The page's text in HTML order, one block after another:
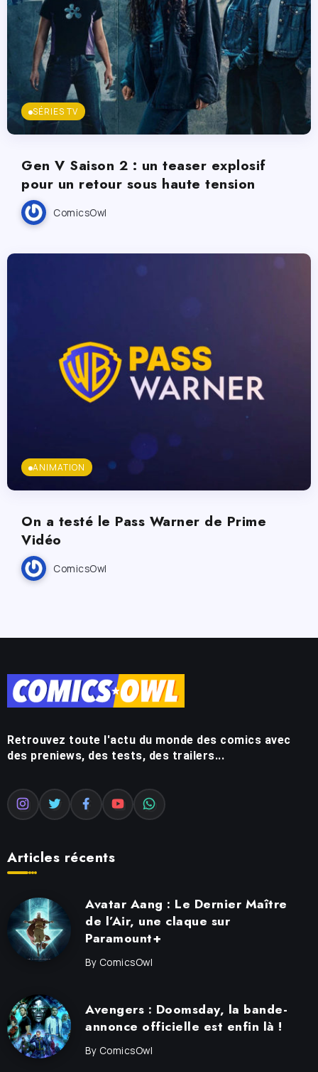
SÉRIES TV
Gen V Saison 2 : un teaser explosif
pour un retour sous haute tension
ComicsOwl
ANIMATION
On a testé le Pass Warner de Prime
Vidéo
ComicsOwl
Retrouvez toute l'actu du monde des comics avec
des preniews, des tests, des trailers...
Articles récents
Avatar Aang : Le Dernier Maître
de l’Air, une claque sur
Paramount+
By ComicsOwl
Avengers : Doomsday, la bande-
annonce officielle est enfin là !
By ComicsOwl